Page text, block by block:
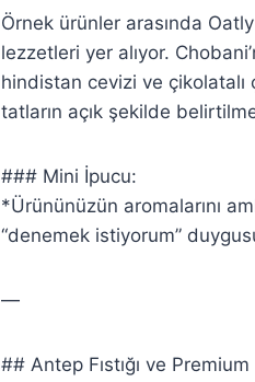
Örnek ürünler arasında
lezzetleri yer alıyor.
hindistan cevizi ve
tatların açık şekilde
### Mini İpucu:
*Ürününüzün aromalarını
“denemek istiyorum”
—
## Antep Fıstığı ve